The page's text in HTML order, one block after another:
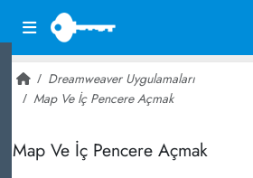
Dreamweaver Uygulamaları
Map Ve İç Pencere Açmak
Map Ve İç Pencere Açmak